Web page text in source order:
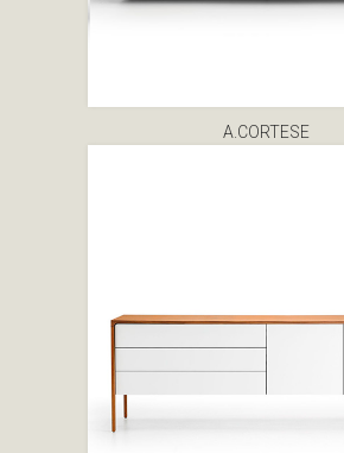
A.CORTESE